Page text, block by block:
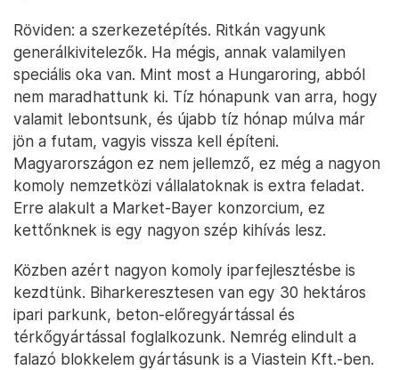
Röviden: a szerkezetépítés. Ritkán vagyunk
generálkivitelezők. Ha mégis, annak valamilyen
speciális oka van. Mint most a Hungaroring, abból
nem maradhattunk ki. Tíz hónapunk van arra, hogy
valamit lebontsunk, és újabb tíz hónap múlva már
jön a futam, vagyis vissza kell építeni.
Magyarországon ez nem jellemző, ez még a nagyon
komoly nemzetközi vállalatoknak is extra feladat.
Erre alakult a Market-Bayer konzorcium, ez
kettőnknek is egy nagyon szép kihívás lesz.
Közben azért nagyon komoly iparfejlesztésbe is
kezdtünk. Biharkeresztesen van egy 30 hektáros
ipari parkunk, beton-előregyártással és
térkőgyártással foglalkozunk. Nemrég elindult a
falazó blokkelem gyártásunk is a Viastein Kft.-ben.